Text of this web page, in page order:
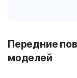
Передние
моделей